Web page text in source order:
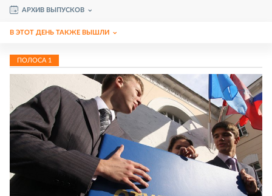
АРХИВ ВЫПУСКОВ
В ЭТОТ ДЕНЬ ТАКЖЕ ВЫШЛИ
ПОЛОСА 1